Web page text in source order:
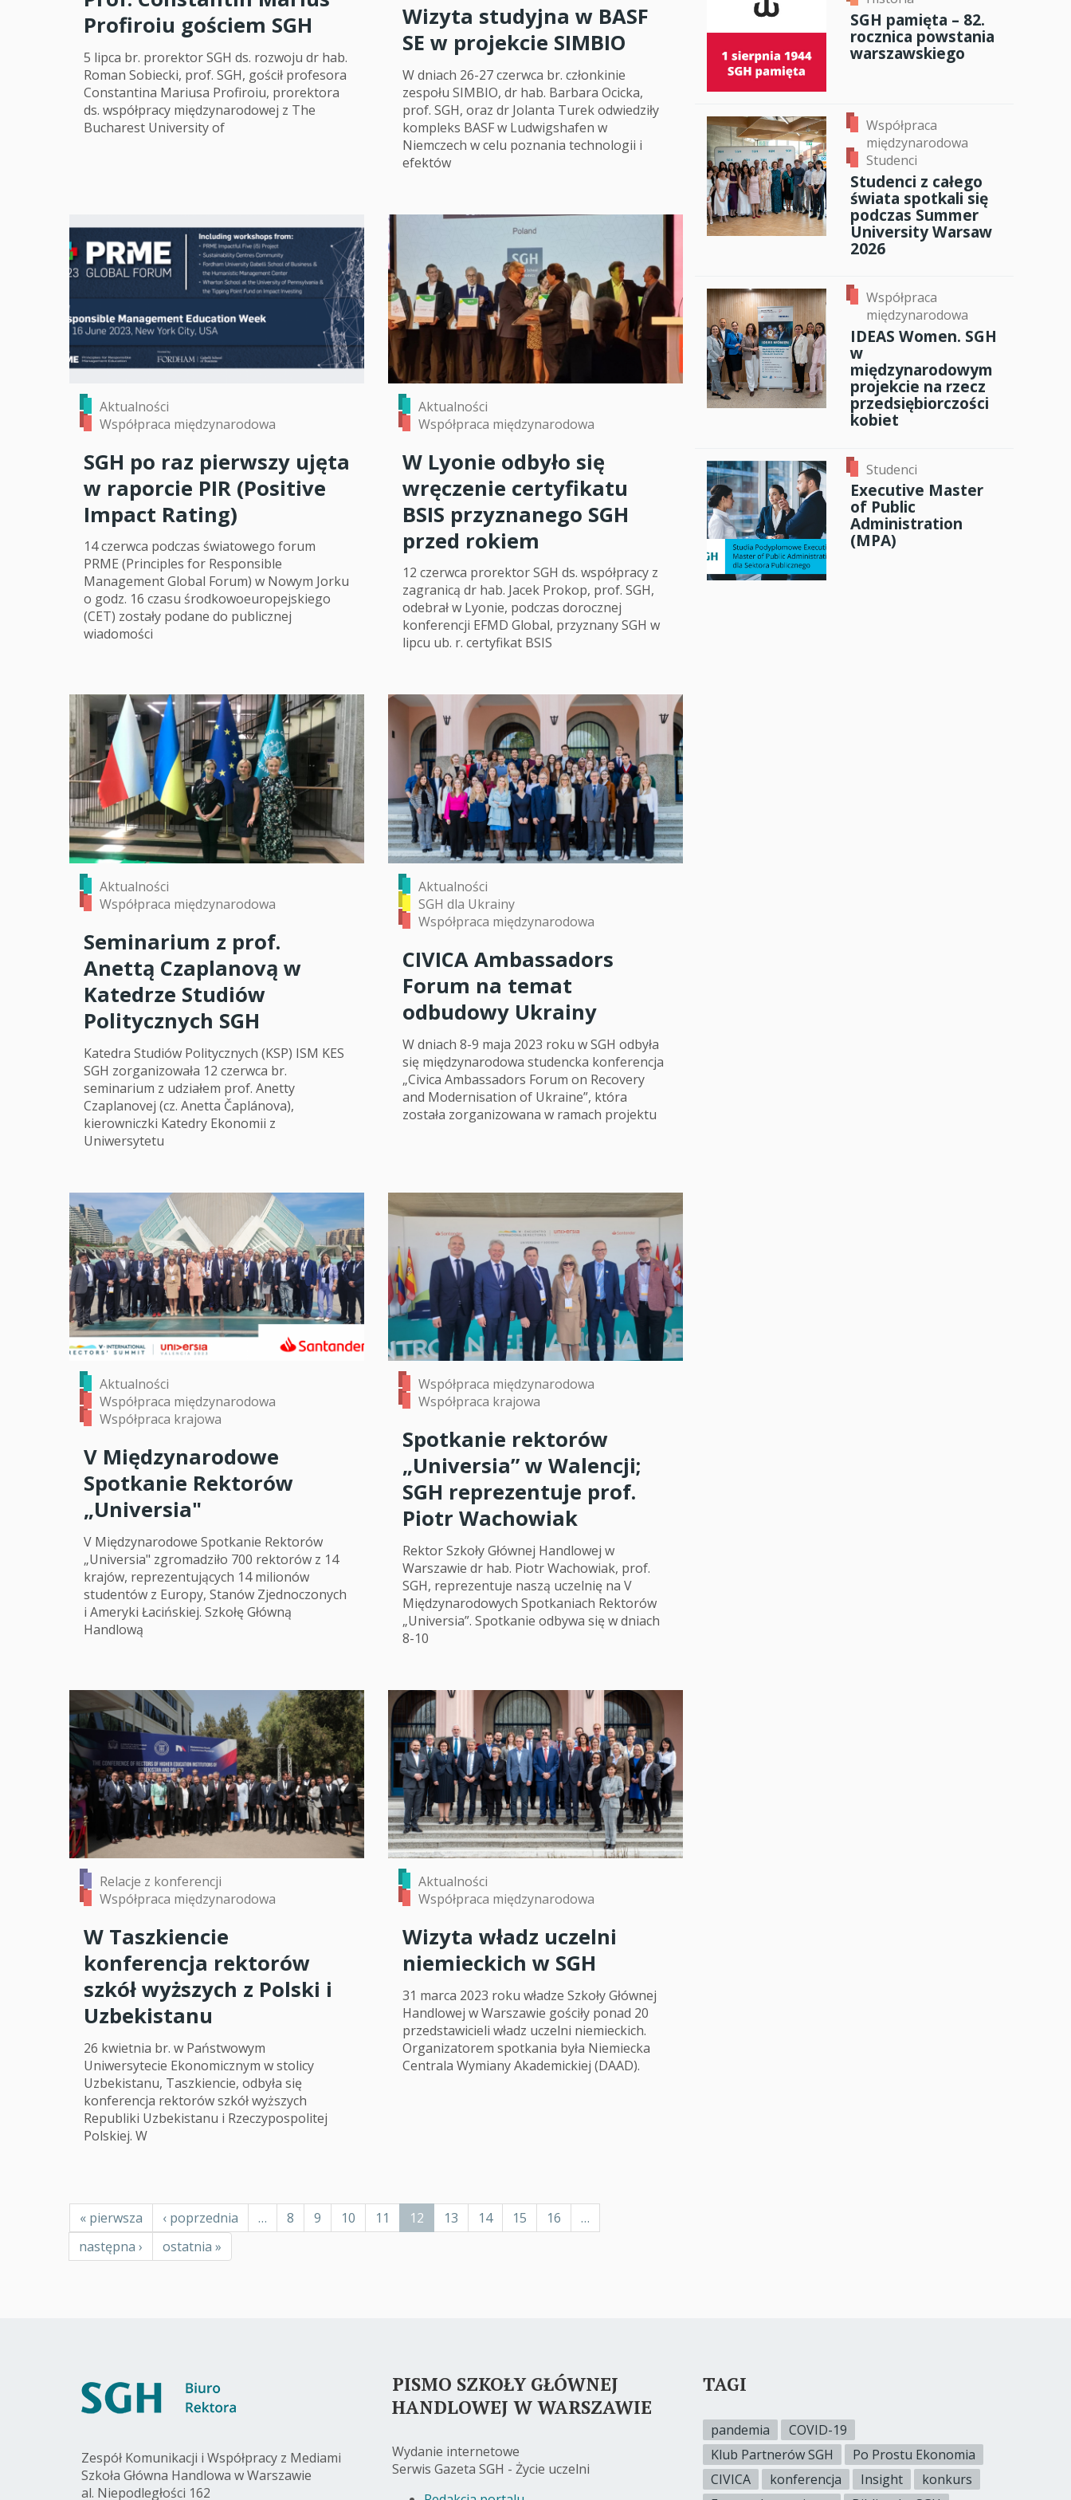
Studenci i doktoranci
Absolwenci
Współpraca międzynarodowa
Współpraca z otoczeniem
Sport
Wspomnienia
Profiroiu gościem SGH
5 lipca br. prorektor SGH ds. rozwoju dr hab.
Roman Sobiecki, prof. SGH, gościł profesora
Constantina Mariusa Profiroiu, prorektora
ds. współpracy międzynarodowej z The
Bucharest University of
Wizyta studyjna w BASF
SE w projekcie SIMBIO
W dniach 26-27 czerwca br. członkinie
zespołu SIMBIO, dr hab. Barbara Ocicka,
prof. SGH, oraz dr Jolanta Turek odwiedziły
kompleks BASF w Ludwigshafen w
Niemczech w celu poznania technologii i
efektów
Aktualności
Współpraca międzynarodowa
SGH po raz pierwszy ujęta
w raporcie PIR (Positive
Impact Rating)
14 czerwca podczas światowego forum
PRME (Principles for Responsible
Management Global Forum) w Nowym Jorku
o godz. 16 czasu środkowoeuropejskiego
(CET) zostały podane do publicznej
wiadomości
Aktualności
Współpraca międzynarodowa
W Lyonie odbyło się
wręczenie certyfikatu
BSIS przyznanego SGH
przed rokiem
12 czerwca prorektor SGH ds. współpracy z
zagranicą dr hab. Jacek Prokop, prof. SGH,
odebrał w Lyonie, podczas dorocznej
konferencji EFMD Global, przyznany SGH w
lipcu ub. r. certyfikat BSIS
Aktualności
Współpraca międzynarodowa
Seminarium z prof.
Anettą Czaplanovą w
Katedrze Studiów
Politycznych SGH
Katedra Studiów Politycznych (KSP) ISM KES
SGH zorganizowała 12 czerwca br.
seminarium z udziałem prof. Anetty
Czaplanovej (cz. Anetta Čaplánova),
kierowniczki Katedry Ekonomii z
Uniwersytetu
Aktualności
SGH dla Ukrainy
Współpraca międzynarodowa
CIVICA Ambassadors
Forum na temat
odbudowy Ukrainy
W dniach 8-9 maja 2023 roku w SGH odbyła
się międzynarodowa studencka konferencja
„Civica Ambassadors Forum on Recovery
and Modernisation of Ukraine”, która
została zorganizowana w ramach projektu
Aktualności
Współpraca międzynarodowa
Współpraca krajowa
V Międzynarodowe
Spotkanie Rektorów
„Universia"
V Międzynarodowe Spotkanie Rektorów
„Universia" zgromadziło 700 rektorów z 14
krajów, reprezentujących 14 milionów
studentów z Europy, Stanów Zjednoczonych
i Ameryki Łacińskiej. Szkołę Główną
Handlową
Współpraca międzynarodowa
Współpraca krajowa
Spotkanie rektorów
„Universia” w Walencji;
SGH reprezentuje prof.
Piotr Wachowiak
Rektor Szkoły Głównej Handlowej w
Warszawie dr hab. Piotr Wachowiak, prof.
SGH, reprezentuje naszą uczelnię na V
Międzynarodowych Spotkaniach Rektorów
„Universia”. Spotkanie odbywa się w dniach
8-10
Relacje z konferencji
Współpraca międzynarodowa
W Taszkiencie
konferencja rektorów
szkół wyższych z Polski i
Uzbekistanu
26 kwietnia br. w Państwowym
Uniwersytecie Ekonomicznym w stolicy
Uzbekistanu, Taszkiencie, odbyła się
konferencja rektorów szkół wyższych
Republiki Uzbekistanu i Rzeczypospolitej
Polskiej. W
Aktualności
Współpraca międzynarodowa
Wizyta władz uczelni
niemieckich w SGH
31 marca 2023 roku władze Szkoły Głównej
Handlowej w Warszawie gościły ponad 20
przedstawicieli władz uczelni niemieckich.
Organizatorem spotkania była Niemiecka
Centrala Wymiany Akademickiej (DAAD).
Stronicowanie
Pierwsza
strona
« pierwsza
Poprzednia
strona
‹ poprzednia … Page
8 Page
9 Page
10 Page
11
Bieżąca
strona
12 Page
13 Page
14 Page
15 Page
16
…
Następna
strona
następna ›
Ostatnia
strona
ostatnia »
SGH pamięta – 82.
rocznica powstania
warszawskiego
Współpraca
międzynarodowa
Studenci
Studenci z całego
świata spotkali się
podczas Summer
University Warsaw
2026
Współpraca
międzynarodowa
IDEAS Women. SGH
w
międzynarodowym
projekcie na rzecz
przedsiębiorczości
kobiet
Studenci
Executive Master
of Public
Administration
(MPA)
Zespół Komunikacji i Współpracy z Mediami
Szkoła Główna Handlowa w Warszawie
al. Niepodległości 162
PISMO SZKOŁY GŁÓWNEJ
HANDLOWEJ W WARSZAWIE
Wydanie internetowe
Serwis Gazeta SGH - Życie uczelni
TAGI
pandemia
COVID-19
Klub Partnerów SGH
Po Prostu Ekonomia
CIVICA
konferencja Insight
konkurs